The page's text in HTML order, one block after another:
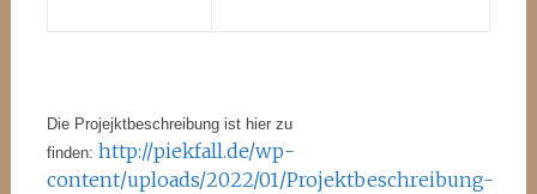
Die Projejktbeschreibung ist hier zu
finden: http://piekfall.de/wp-
content/uploads/2022/01/Projektbeschreibung-